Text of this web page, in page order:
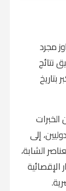
مجرد
نتائج
إلى
الشابة،